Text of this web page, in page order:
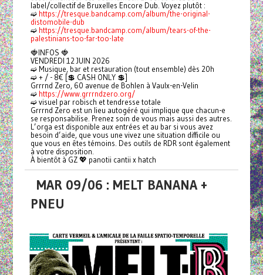
label/collectif de Bruxelles Encore Dub. Voyez plutôt :
➫ https://tresque.bandcamp.com/album/the-original-
distomobile-dub
➫ https://tresque.bandcamp.com/album/tears-of-the-
palestinians-too-far-too-late
🍓INFOS 🍓
VENDREDI 12 JUIN 2026
➫ Musique, bar et restauration (tout ensemble) dès 20h
➫ + / - 8€ [💲 CASH ONLY 💲]
Grrrnd Zero, 60 avenue de Bohlen à Vaulx-en-Velin
➫ https://www.grrrndzero.org/
➫ visuel par robisch et tendresse totale
Grrrnd Zero est un lieu autogéré qui implique que chacun-e
se responsabilise. Prenez soin de vous mais aussi des autres.
L’orga est disponible aux entrées et au bar si vous avez
besoin d’aide, que vous une vivez une situation difficile ou
que vous en êtes témoins. Des outils de RDR sont également
à votre disposition.
À bientôt à GZ 💖 panotii cantii x hatch
MAR 09/06 : MELT BANANA +
PNEU